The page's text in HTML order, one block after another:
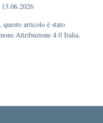
13.06.2026
questo articolo è stato
Attribuzione 4.0 Italia.